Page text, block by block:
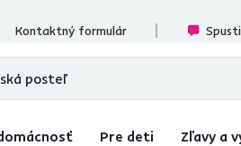
Kontaktný formulár
Pre deti Zľavy a